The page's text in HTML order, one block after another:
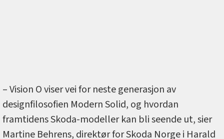
– Vision O viser vei for neste generasjon av
designfilosofien Modern Solid, og hvordan
framtidens Skoda-modeller kan bli seende ut, sier
Martine Behrens, direktør for Skoda Norge i Harald